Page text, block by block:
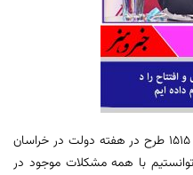
جنوبی آقای معتمدیان با اشاره به اجرای 1515 طرح در هفته دولت در خراسان
با همه مشکلات موجود در